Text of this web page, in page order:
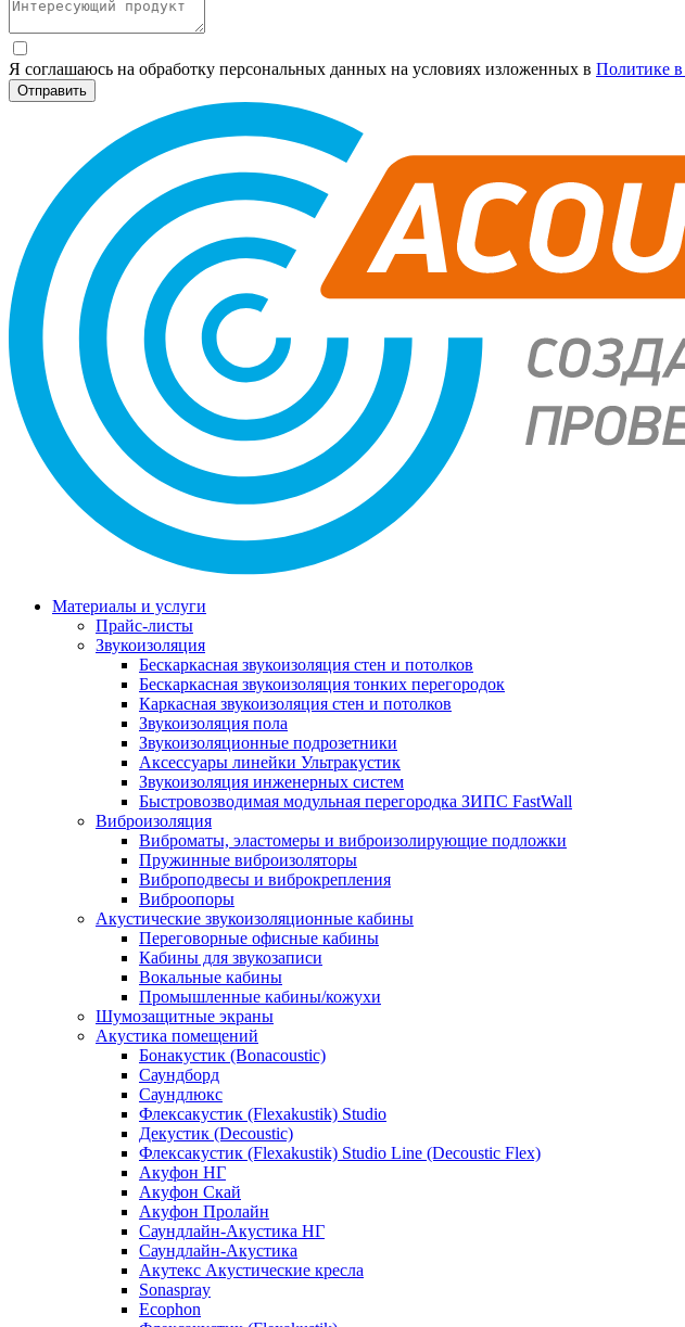
Я соглашаюсь на обработку персональных данных на условиях изложенных в Политике
Материалы и услуги
Прайс-листы
Звукоизоляция
Бескаркасная звукоизоляция стен и потолков
Бескаркасная звукоизоляция тонких перегородок
Каркасная звукоизоляция стен и потолков
Звукоизоляция пола
Звукоизоляционные подрозетники
Аксессуары линейки Ультракустик
Звукоизоляция инженерных систем
Быстровозводимая модульная перегородка ЗИПС FastWall
Виброизоляция
Виброматы, эластомеры и виброизолирующие подложки
Пружинные виброизоляторы
Виброподвесы и виброкрепления
Виброопоры
Акустические звукоизоляционные кабины
Переговорные офисные кабины
Кабины для звукозаписи
Вокальные кабины
Промышленные кабины/кожухи
Шумозащитные экраны
Акустика помещений
Бонакустик (Bonacoustic)
Саундборд
Саундлюкс
Флексакустик (Flexakustik) Studio
Декустик (Decoustic)
Флексакустик (Flexakustik) Studio Line (Decoustic Flex)
Акуфон НГ
Акуфон Скай
Акуфон Пролайн
Саундлайн-Акустика НГ
Саундлайн-Акустика
Акутекс Акустические кресла
Sonaspray
Ecophon